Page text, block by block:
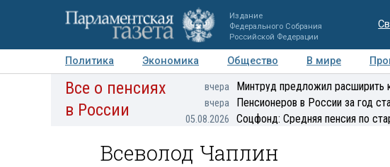
Издание
Федерального Собрания
Российской Федерации
Политика Экономика Общество В мире
Авторы Персоны Мнения Регионы
Все о пенсиях
в России
вчера Минтруд предложил расширить
вчера Пенсионеров в России за год
05.08.2026 Соцфонд: Средняя пенсия по
Всеволод Чаплин